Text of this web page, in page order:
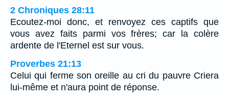
2 Chroniques 28:11
Ecoutez-moi donc, et renvoyez ces captifs que
vous avez faits parmi vos frères; car la colère
ardente de l'Eternel est sur vous.
Proverbes 21:13
Celui qui ferme son oreille au cri du pauvre Criera
lui-même et n'aura point de réponse.